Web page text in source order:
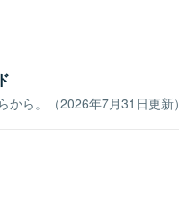
ら。（2026年7月31日更新）